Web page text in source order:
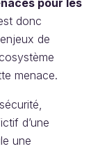
pour les
donc
de
menace.
d’une
une